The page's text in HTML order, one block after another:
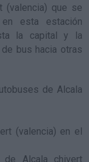
(valencia) que se
esta estación
la capital y la
bus hacia otras
de Alcala
(valencia) en el